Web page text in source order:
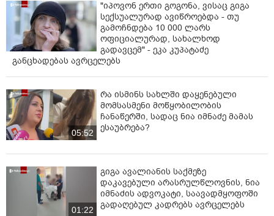
ქვეყანაა. სწორედ ეს ხდება ახლა საქართველოში.
სულ რაღაც რამდენიმე თვის წინ აქ გიორგი ვაშაძეს,
სხვა ქართველ ლიდერებს შევხვდით, რომლებიც ახლა
ციხეში არიან. უბრალოდ წარმოიდგინეთ - მათ
შევხვდით, ხელი ჩამოვართვით მათ, მათ ვუთხარით
ციხეშია.
რაც შეგვიძლია ყველაფერი უნდა ვქნათ მოსკოვისგან
საქართველოს გადასარჩენად, საქართველოს
ქართველი ხალხისთვის დასაბრუნებლად.
საქართველოს გაუმარჯოს”,- განაცხადა გონჩარენკომ.
"იპოვონ ერთი გოგონა, ვისაც გიგა
სექსუალურად ავიწროებდა - თუ
გამოჩნდება 10 000 ლარს
ოფიციალურად, სახალხოდ
გადავცემ" - ეკა კუპატაძე
განცხადებას ავრცელებს
05:52
რა ისმინს სახლში დაყენებული
მომსასმენი მოწყობილობის
ჩანაწერში, სადაც ნია იმნაძე მამას
ესაუბრება?
01:22
გიგა ავალიანის საქმეზე
დაკავებული არასრულწლოვნის, ნია
იმნაძის ადვოკატი, საავადმყოფოში
გადაღებულ კადრებს ავრცელებს